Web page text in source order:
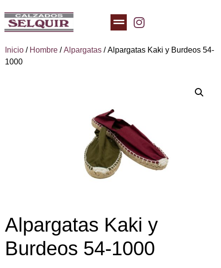
Inicio / Hombre /Alpargatas / Alpargatas Kaki y Burdeos 54-
1000
Alpargatas Kaki y
Burdeos 54-1000